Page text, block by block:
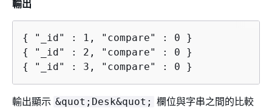
輸出
{
{
{
"_id" : 3, "compare" : 0 }
輸出顯示 &quot;Desk&quot; 欄位與字串之間的比較